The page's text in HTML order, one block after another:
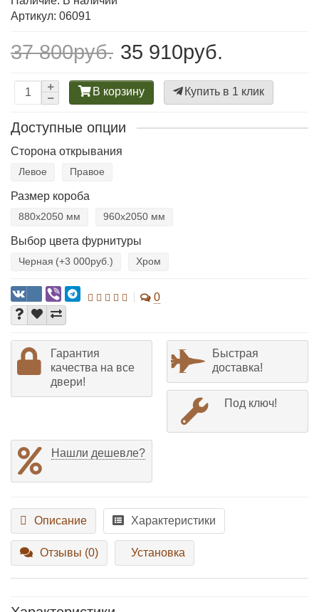
Артикул: 06091
37 800руб. 35 910руб.
В корзину Купить в 1 клик
Доступные опции
Сторона открывания
Левое Правое
Размер короба
880х2050 мм 960х2050 мм
Выбор цвета фурнитуры
Черная (+3 000руб.) Хром
0
Гарантия
качества на все
двери!
Быстрая
доставка!
Под ключ!
Нашли дешевле?
Описание Характеристики
Отзывы (0) Установка